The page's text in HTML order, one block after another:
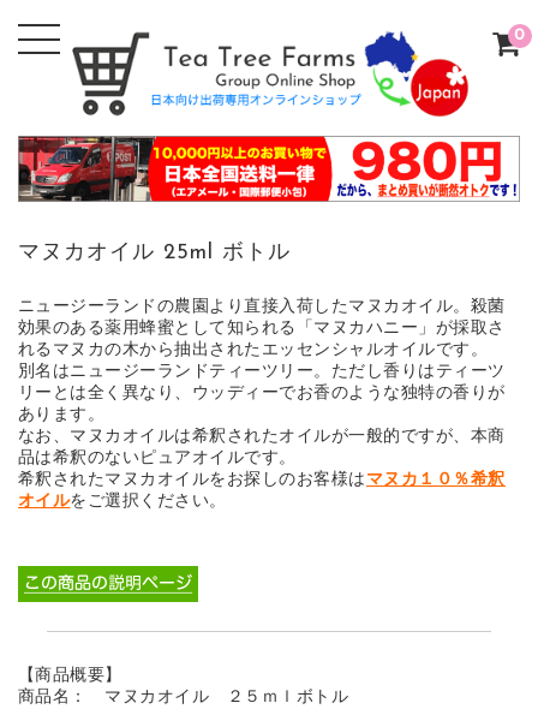
0
マヌカオイル 25ml ボトル
ニュージーランドの農園より直接入荷したマヌカオイル。殺菌
効果のある薬用蜂蜜として知られる「マヌカハニー」が採取さ
れるマヌカの木から抽出されたエッセンシャルオイルです。
別名はニュージーランドティーツリー。ただし香りはティーツ
リーとは全く異なり、ウッディーでお香のような独特の香りが
あります。
なお、マヌカオイルは希釈されたオイルが一般的ですが、本商
品は希釈のないピュアオイルです。
希釈されたマヌカオイルをお探しのお客様は マヌカ１０％希釈
オイルをご選択ください。
【商品概要】
商品名： マヌカオイル ２５ｍｌボトル